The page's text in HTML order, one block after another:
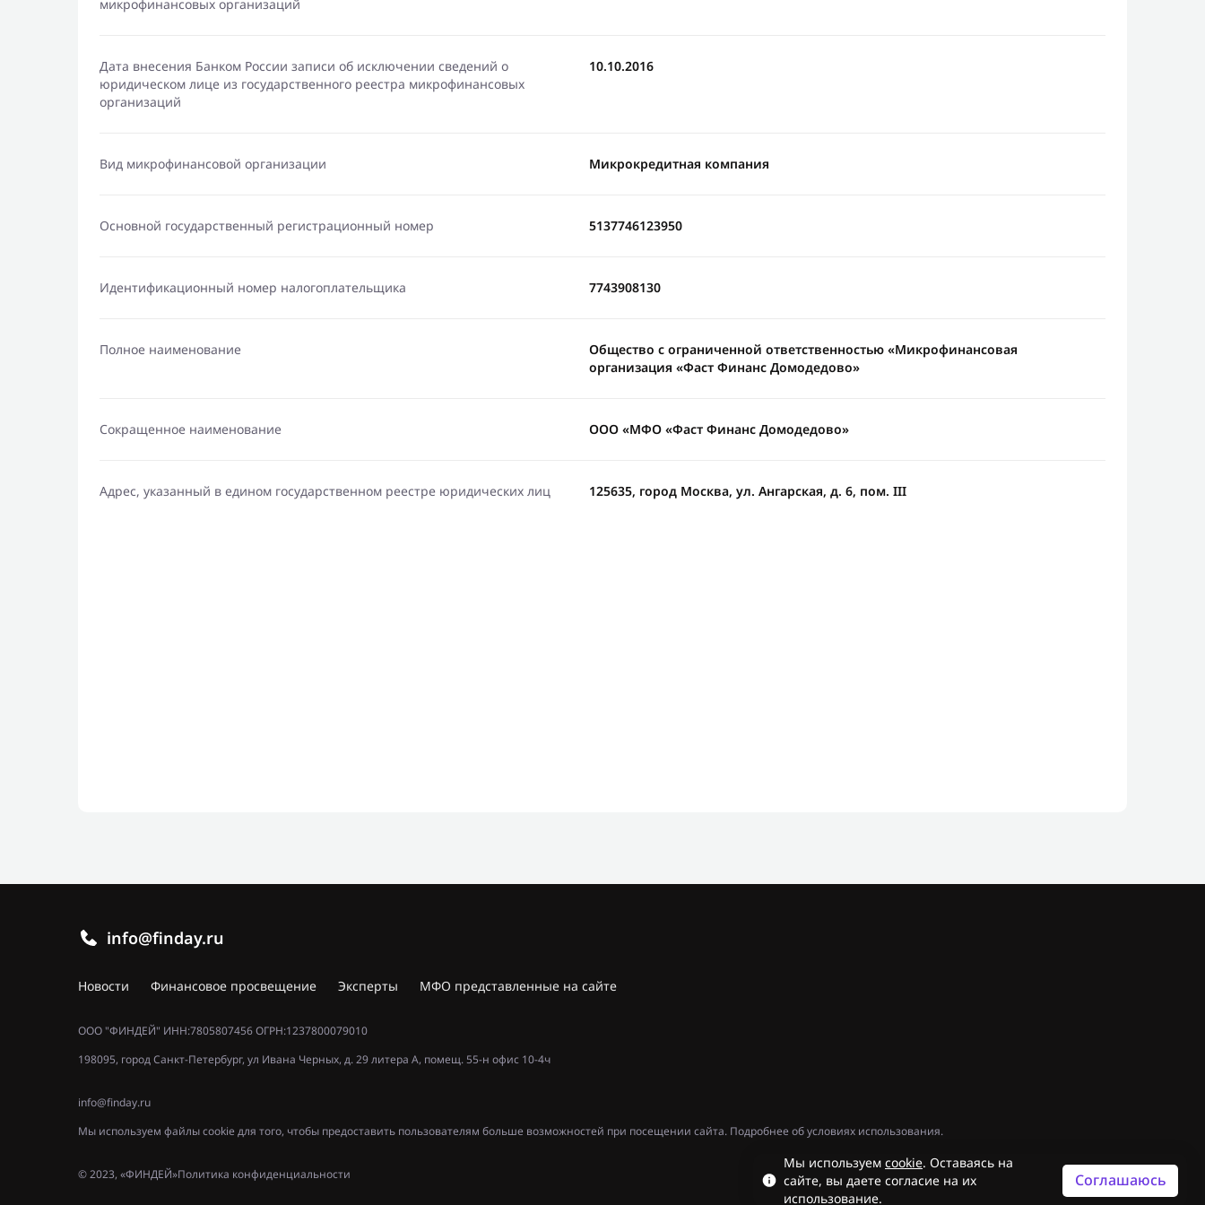
микрофинансовых организаций
Дата внесения Банком России записи об исключении сведений о
юридическом лице из государственного реестра микрофинансовых
организаций
10.10.2016
Вид микрофинансовой организации Микрокредитная компания
Основной государственный регистрационный номер 5137746123950
Идентификационный номер налогоплательщика 7743908130
Полное наименование
Общество с ограниченной ответственностью «Микрофинансовая
организация «Фаст Финанс Домодедово»
Сокращенное наименование ООО «МФО «Фаст Финанс Домодедово»
Адрес, указанный в едином государственном реестре юридических лиц 125635, город Москва, ул. Ангарская, д. 6, пом. III
info@finday.ru
Новости Финансовое просвещение Эксперты МФО представленные на сайте
ООО "ФИНДЕЙ" ИНН:7805807456 ОГРН:1237800079010
198095, город Санкт-Петербург, ул Ивана Черных, д. 29 литера А, помещ. 55-н офис 10-4ч
info@finday.ru
Мы используем файлы cookie для того, чтобы предоставить пользователям больше возможностей при посещении сайта. Подробнее об условиях использования.
Политика конфиденциальности
© 2023, «ФИНДЕЙ»
Мы используем cookie. Оставаясь на
сайте, вы даете согласие на их
использование.
Соглашаюсь